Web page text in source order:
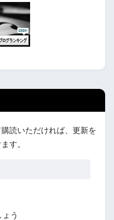
読いただければ、更新を
す。
う